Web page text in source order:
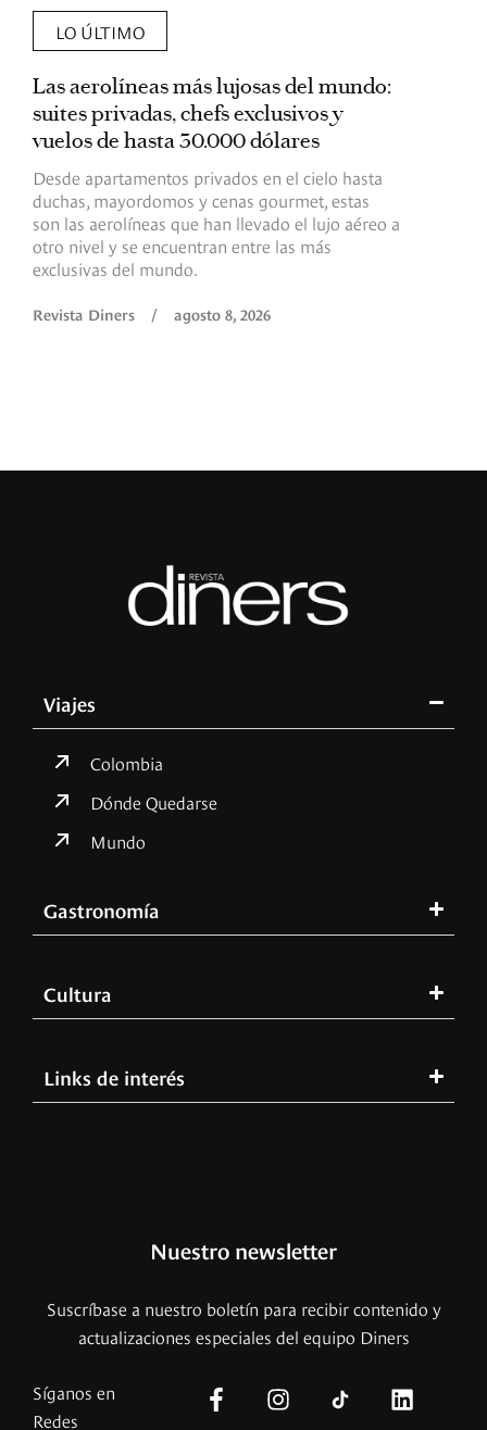
LO ÚLTIMO
Las aerolíneas más lujosas del mundo:
suites privadas, chefs exclusivos y
vuelos de hasta 30.000 dólares
Desde apartamentos privados en el cielo hasta
duchas, mayordomos y cenas gourmet, estas
son las aerolíneas que han llevado el lujo aéreo a
otro nivel y se encuentran entre las más
exclusivas del mundo.
Revista Diners / agosto 8, 2026
Viajes
Colombia
Dónde Quedarse
Mundo
Gastronomía
Cultura
Links de interés
Nuestro newsletter
Suscríbase a nuestro boletín para recibir contenido y
actualizaciones especiales del equipo Diners
Síganos en
Redes